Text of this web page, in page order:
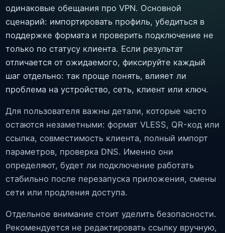
одинаковые обещания про VPN. Основной
сценарий: импортировать профиль, убедиться в
поддержке формата и проверить подключение не
только по статусу клиента. Если результат
отличается от ожидаемого, фиксируйте каждый
шаг отдельно: так проще понять, влияет ли
проблема на устройство, сеть, клиент или ключ.
Для пользователя важны детали, которые часто
остаются незаметными: формат VLESS, QR-код или
ссылка, совместимость клиента, полный импорт
параметров, проверка DNS. Именно они
определяют, будет ли подключение работать
стабильно после перезапуска приложения, смены
сети или продления доступа.
Отдельное внимание стоит уделить безопасности.
Рекомендуется не редактировать ссылку вручную,